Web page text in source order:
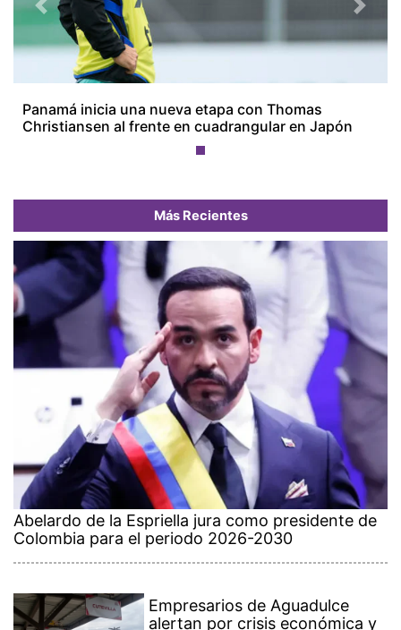
Panamá inicia una nueva etapa con Thomas
Christiansen al frente en cuadrangular en Japón
Previous Next
Más Recientes
Abelardo de la Espriella jura como presidente de
Colombia para el periodo 2026-2030
Empresarios de Aguadulce
alertan por crisis económica y